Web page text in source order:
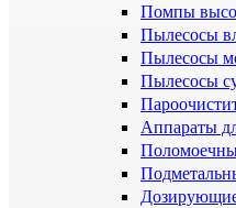
Помпы
Пылесосы
Пылесосы
Пылесосы
Аппараты